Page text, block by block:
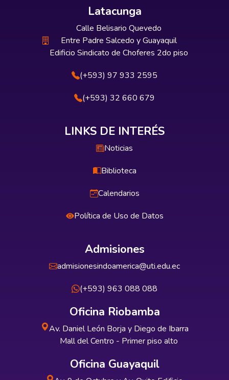
Latacunga
Calle Belisario Quevedo
Entre Padre Salcedo y Guayaquil
Edificio Sindicato de Choferes 2do piso
(+593) 97 933 2595
(+593) 32 660 679
LINKS DE INTERÉS
Noticias
Biblioteca
Calendarios
Política de Uso de Datos
Admisiones
admisionesindoamerica@uti.edu.ec
(+593) 963 088 088
Oficina Riobamba
Av. Daniel León Borja y Diego de Ibarra
Mall del Centro - Primer piso alto
Oficina Guayaquil